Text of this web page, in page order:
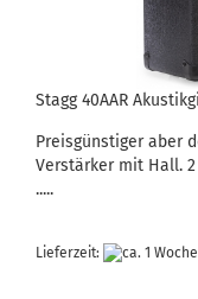
Stagg 40AAR
Preisgünstiger aber
Verstärker mit Hall.
.....
Lieferzeit: